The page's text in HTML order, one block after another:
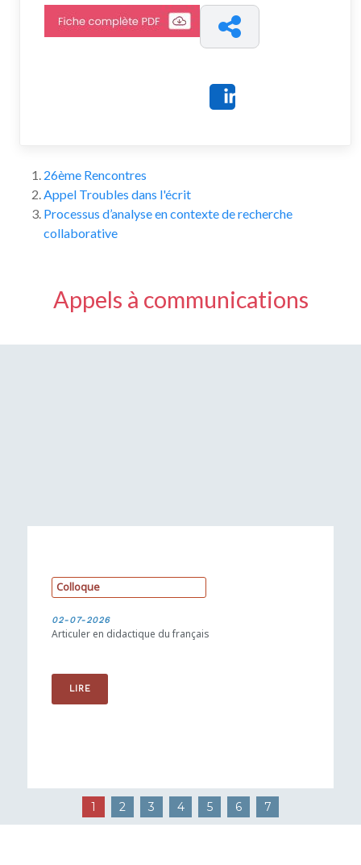
26ème Rencontres
Appel Troubles dans l'écrit
Processus d’analyse en contexte de recherche
collaborative
Appels à communications
Colloque
02-07-2026
Articuler en didactique du français
LIRE
1 2 3 4 5 6 7